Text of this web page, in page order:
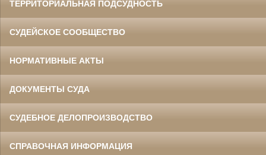
ТЕРРИТОРИАЛЬНАЯ ПОДСУДНОСТЬ
СУДЕЙСКОЕ СООБЩЕСТВО
НОРМАТИВНЫЕ АКТЫ
ДОКУМЕНТЫ СУДА
СУДЕБНОЕ ДЕЛОПРОИЗВОДСТВО
СПРАВОЧНАЯ ИНФОРМАЦИЯ